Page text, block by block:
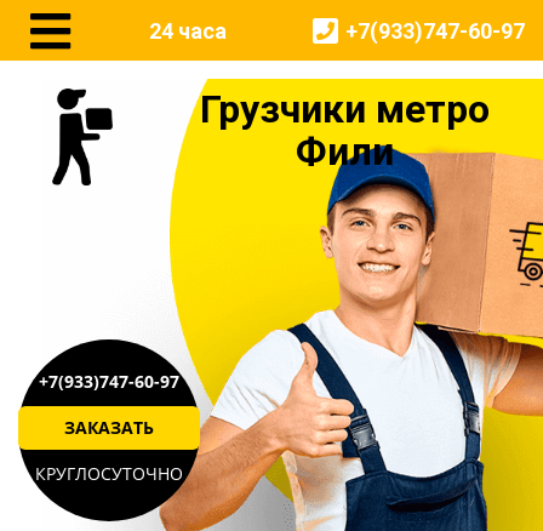
Грузчики метро
Фили
+7(933)747-60-97
ЗАКАЗАТЬ
КРУГЛОСУТОЧНО
24 часа +7(933)747-60-97
24 часа +7(933)747-60-97